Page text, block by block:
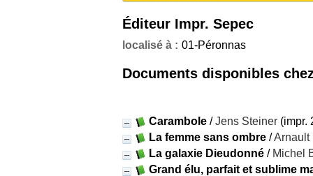
Éditeur Impr. Sepec
localisé à : 01-Péronnas
Documents disponibles
Carambole /Jens Steiner (impr.
La femme sans ombre /Arnault
La galaxie Dieudonné / Michel
Grand élu, parfait et sublime